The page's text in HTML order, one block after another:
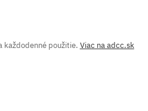
každodenné použitie. Viac na adcc.sk